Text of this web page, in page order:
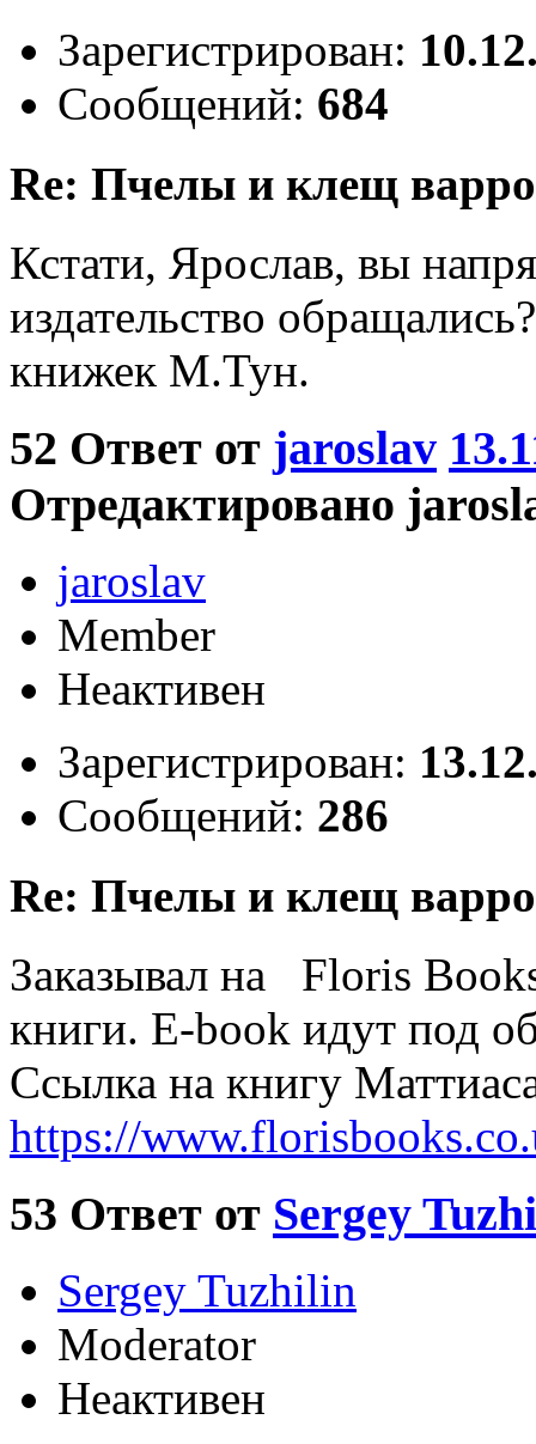
Зарегистрирован:
Сообщений: 684
Re: Пчелы и клещ
Кстати, Ярослав, вы
издательство
книжек М.Тун.
52 Ответ от jaroslav
Отредактировано
jaroslav
Member
Неактивен
Зарегистрирован:
Сообщений: 286
Re: Пчелы и клещ
Заказывал на Floris
книги. E-book идут под
Ccылка на книгу
https://
53 Ответ от Sergey
Sergey Tuzhilin
Moderator
Неактивен